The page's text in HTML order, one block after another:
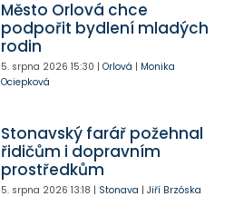
Město Orlová chce
podpořit bydlení mladých
rodin
5. srpna 2026 15:30 | Orlová | Monika
Ociepková
Stonavský farář požehnal
řidičům i dopravním
prostředkům
5. srpna 2026 13:18 | Stonava | Jiří Brzóska